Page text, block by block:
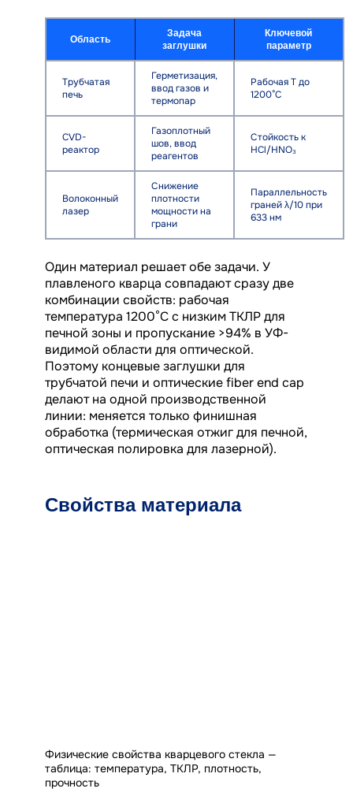
Область
Задача
заглушки
Ключевой
параметр
Трубчатая
печь
Герметизация,
ввод газов и
термопар
Рабочая T до
1200°C
CVD-
реактор
Газоплотный
шов, ввод
реагентов
Стойкость к
HCl/HNO₃
Волоконный
лазер
Снижение
плотности
мощности на
грани
Параллельность
граней λ/10 при
633 нм
Один материал решает обе задачи. У
плавленого кварца совпадают сразу две
комбинации свойств: рабочая
температура 1200°C с низким ТКЛР для
печной зоны и пропускание >94% в УФ-
видимой области для оптической.
Поэтому концевые заглушки для
трубчатой печи и оптические fiber end cap
делают на одной производственной
линии: меняется только финишная
обработка (термическая отжиг для печной,
оптическая полировка для лазерной).
Свойства материала
Физические свойства кварцевого стекла —
таблица: температура, ТКЛР, плотность,
прочность